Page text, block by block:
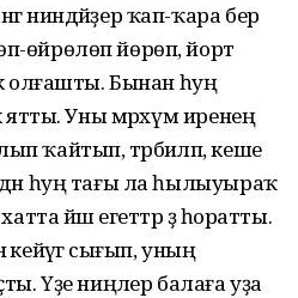
ниндәйҙер ҡап-ҡара бер
өйрөлөп йөрөп, йорт
олғашты. Бынан һуң
ятты. Уны мәрхүм иренең
ҡайтып, тәрбиәләп, кеше
һуң тағы ла һылыуыраҡ
йәш егеттәр ҙә һоратты.
сығып, уның
Үҙе ниңәлер балаға уҙа